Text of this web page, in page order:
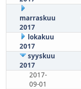
marraskuu
2017
lokakuu
2017
syyskuu
2017
2017-
09-01